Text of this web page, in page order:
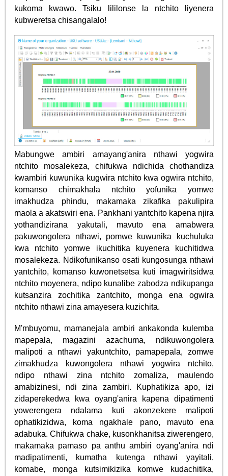
kukoma kwawo. Tsiku lililonse la ntchito liyenera
kubweretsa chisangalalo!
Mabungwe ambiri amayang'anira nthawi yogwira
ntchito mosalekeza, chifukwa ndichida chothandiza
kwambiri kuwunika kugwira ntchito kwa ogwira ntchito,
komanso chimakhala ntchito yofunika yomwe
imakhudza phindu, makamaka zikafika pakulipira
maola a akatswiri ena. Pankhani yantchito kapena njira
yothandizirana yakutali, mavuto ena amabwera
pakuwongolera nthawi, pomwe kuwunika kuchuluka
kwa ntchito yomwe ikuchitika kuyenera kuchitidwa
mosalekeza. Ndikofunikanso osati kungosunga nthawi
yantchito, komanso kuwonetsetsa kuti imagwiritsidwa
ntchito moyenera, ndipo kunalibe zabodza ndikupanga
kutsanzira zochitika zantchito, monga ena ogwira
ntchito nthawi zina amayesera kuzichita.
M'mbuyomu, mamanejala ambiri ankakonda kulemba
mapepala, magazini azachuma, ndikuwongolera
malipoti a nthawi yakuntchito, pamapepala, zomwe
zimakhudza kuwongolera nthawi yogwira ntchito,
ndipo nthawi zina ntchito zomaliza, maulendo
amabizinesi, ndi zina zambiri. Kuphatikiza apo, izi
zidaperekedwa kwa oyang'anira kapena dipatimenti
yowerengera ndalama kuti akonzekere malipoti
ophatikizidwa, koma ngakhale pano, mavuto ena
adabuka. Chifukwa chake, kusonkhanitsa ziwerengero,
makamaka pamaso pa anthu ambiri oyang'anira ndi
madipatimenti, kumatha kutenga nthawi yayitali,
komabe, monga kutsimikizika komwe kudachitika,